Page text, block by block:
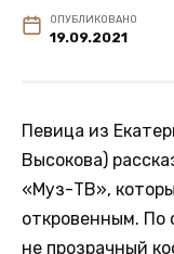
ОПУБЛИКОВАНО
19.09.2021
Певица из
Высокова)
«Муз-ТВ»,
откровенным. По
не прозрачный